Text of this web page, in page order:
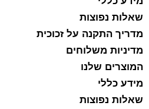
שאלות נפוצות
מדריך התקנה על זכוכית
מדיניות משלוחים
המוצרים שלנו
מידע כללי
שאלות נפוצות